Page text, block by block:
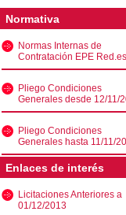
Normativa
Normas Internas de
Contratación EPE Red.es
Pliego Condiciones
Generales desde 12/11/
Pliego Condiciones
Generales hasta 11/11/
Enlaces de interés
Licitaciones Anteriores a
01/12/2013